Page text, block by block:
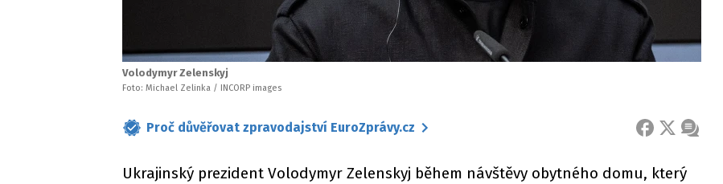
Volodymyr Zelenskyj
Foto: Michael Zelinka / INCORP images
Proč důvěřovat zpravodajství EuroZprávy.cz FACEBOOK
X ZPRÁVA
Ukrajinský prezident Volodymyr Zelenskyj během návštěvy obytného domu, který